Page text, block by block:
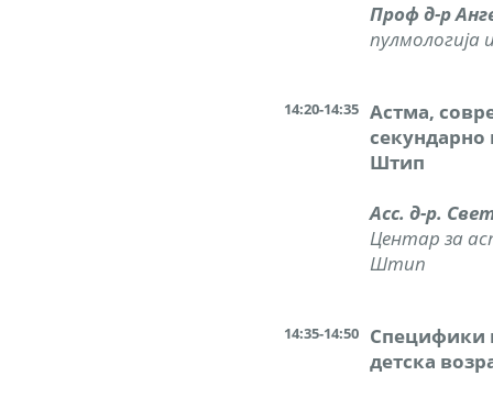
Проф д-р
пулмологија
14:20-14:35 Астма,
Штип
Асс. д-р.
Центар за
Штип
14:35-14:50
Специфики
детска